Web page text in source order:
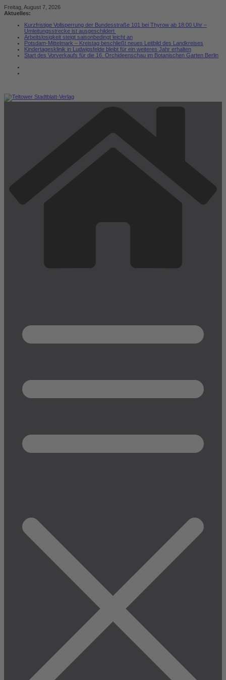
Zum
Inhalt
Freitag, August 7, 2026
Aktuelles:
Kurzfristige Vollsperrung der Bundesstraße 101 bei Thyrow ab 18:00 Uhr –
Umleitungsstrecke ist ausgeschildert
Arbeitslosigkeit steigt saisonbedingt leicht an
Potsdam-Mittelmark – Kreistag beschließt neues Leitbild des Landkreises
Kindertagesklinik in Ludwigsfelde bleibt für ein weiteres Jahr erhalten
Start des Vorverkaufs für die 16. Orchideenschau im Botanischen Garten Berlin